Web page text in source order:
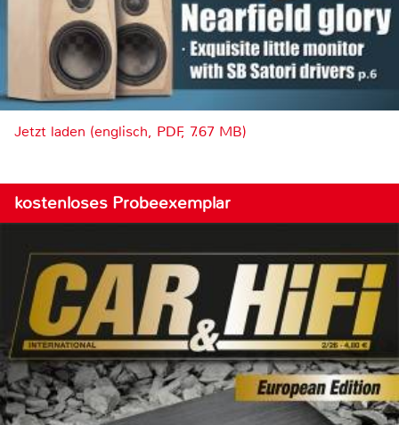
Jetzt laden (englisch, PDF, 7.67 MB)
kostenloses Probeexemplar